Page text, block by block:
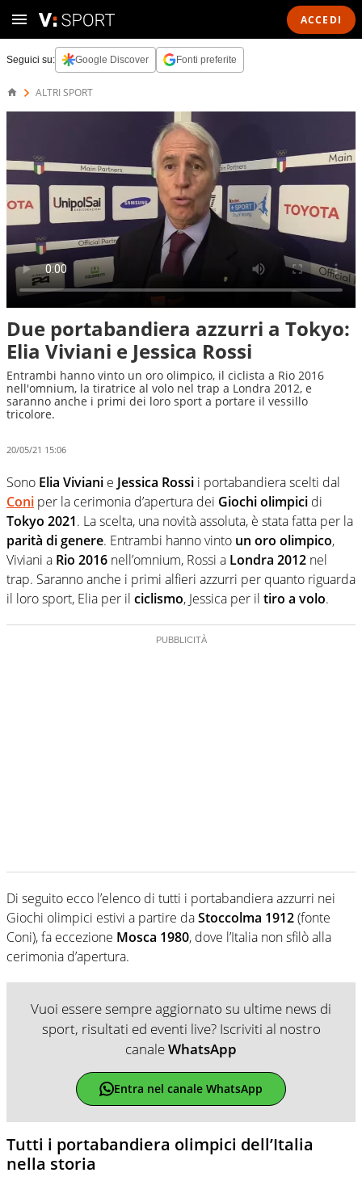
ACCEDI
Seguici su: Google Discover Fonti preferite
ALTRI SPORT
Due portabandiera azzurri a Tokyo:
Elia Viviani e Jessica Rossi
Entrambi hanno vinto un oro olimpico, il ciclista a Rio 2016
nell'omnium, la tiratrice al volo nel trap a Londra 2012, e
saranno anche i primi dei loro sport a portare il vessillo
tricolore.
20/05/21 15:06
Sono Elia Viviani e Jessica Rossi i portabandiera scelti dal
Coni per la cerimonia d’apertura dei Giochi olimpici di
Tokyo 2021. La scelta, una novità assoluta, è stata fatta per la
parità di genere. Entrambi hanno vinto un oro olimpico,
Viviani a Rio 2016 nell’omnium, Rossi a Londra 2012 nel
trap. Saranno anche i primi alfieri azzurri per quanto riguarda
il loro sport, Elia per il ciclismo, Jessica per il tiro a volo.
Di seguito ecco l’elenco di tutti i portabandiera azzurri nei
Giochi olimpici estivi a partire daStoccolma 1912(fonte
Coni), fa eccezione Mosca 1980, dove l’Italia non sfilò alla
cerimonia d’apertura.
Vuoi essere sempre aggiornato su ultime news di
sport, risultati ed eventi live? Iscriviti al nostro
canaleWhatsApp
Entra nel canale WhatsApp
Tutti i portabandiera olimpici dell’Italia
nella storia